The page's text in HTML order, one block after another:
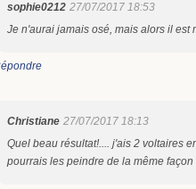
sophie0212 27/07/2017 18:53
Je n'aurai jamais osé, mais alors il est
Christiane 27/07/2017 18:13
Quel beau résultat!.... j'ais 2 voltaires
pourrais les peindre de la même